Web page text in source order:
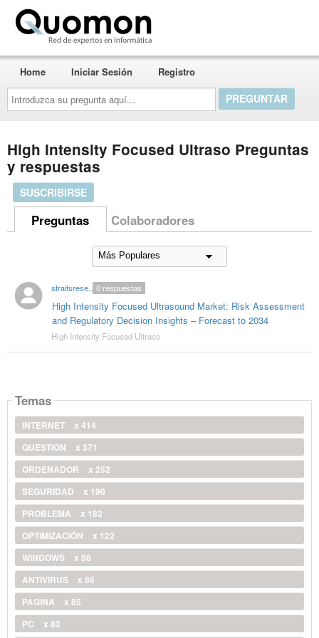
Introduzca
su
pregunta
aquí...
Home Iniciar Sesión Registro
High Intensity Focused Ultraso Preguntas
y respuestas
SUSCRIBIRSE
Preguntas Colaboradores
straitsresearchblogs
High Intensity Focused Ultrasound Market: Risk Assessment
and Regulatory Decision Insights – Forecast to 2034
0respuestas
High Intensity Focused Ultraso
Temas
INTERNET
x 414
QUESTION
x 371
ORDENADOR
x 252
SEGURIDAD
x 190
PROBLEMA
x 182
OPTIMIZACIÓN
x 122
WINDOWS
x 88
ANTIVIRUS
x 86
PAGINA
x 85
PC
x 82